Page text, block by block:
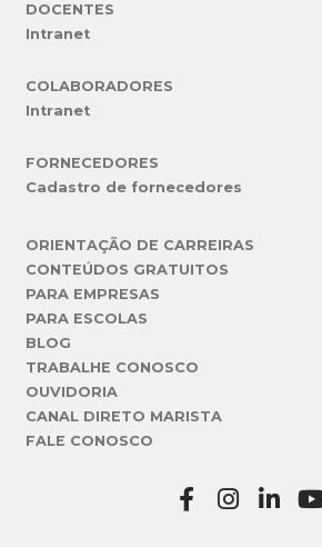
DOCENTES
Intranet
COLABORADORES
Intranet
FORNECEDORES
Cadastro de fornecedores
ORIENTAÇÃO DE CARREIRAS
CONTEÚDOS GRATUITOS
PARA EMPRESAS
PARA ESCOLAS
BLOG
TRABALHE CONOSCO
OUVIDORIA
CANAL DIRETO MARISTA
FALE CONOSCO